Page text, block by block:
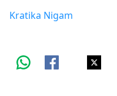
Kratika Nigam